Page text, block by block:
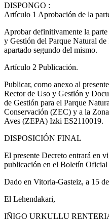
DISPONGO :
Artículo 1 Aprobación de la
Aprobar definitivamente la
y Gestión del Parque Natural
apartado segundo del mismo.
Artículo 2 Publicación.
Publicar, como anexo al
Rector de Uso y Gestión y
de Gestión para el Parque
Conservación (ZEC) y a la
Aves (ZEPA) Izki ES2110019.
DISPOSICIÓN FINAL
El presente Decreto entrará en
publicación en el Boletín Oficial
Dado en Vitoria-Gasteiz, a 15
El Lehendakari,
IÑIGO URKULLU